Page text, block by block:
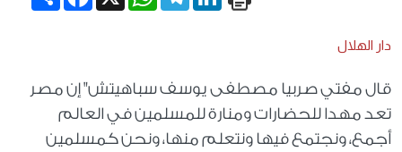
دار الهلال
قال مفتي صربيا مصطفى يوسف سباهيتش" إن مصر
تعد مهدا للحضارات ومنارة للمسلمين في العالم
أجمع، ونجتمع فيها ونتعلم منها، ونحن كمسلمين